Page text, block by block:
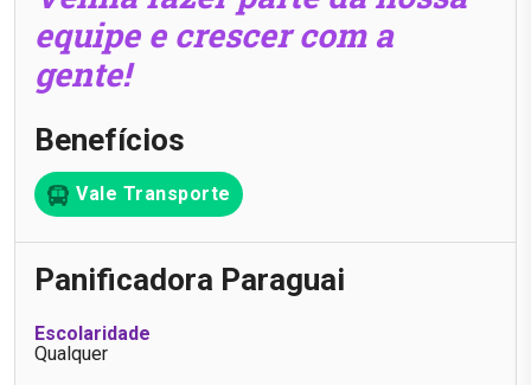
equipe e crescer com a
gente!
Benefícios
Vale Transporte
Panificadora Paraguai
Escolaridade
Qualquer